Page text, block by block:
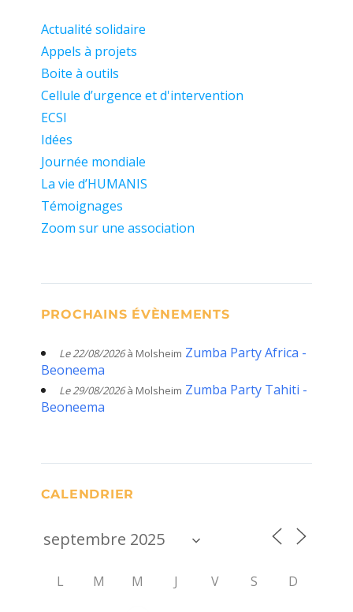
Actualité solidaire
Appels à projets
Boite à outils
Cellule d’urgence et d'intervention
ECSI
Idées
Journée mondiale
La vie d’HUMANIS
Témoignages
Zoom sur une association
PROCHAINS ÉVÈNEMENTS
Le 22/08/2026à Molsheim Zumba Party Africa -
Beoneema
Le 29/08/2026à Molsheim Zumba Party Tahiti -
Beoneema
CALENDRIER
L M M J V S D